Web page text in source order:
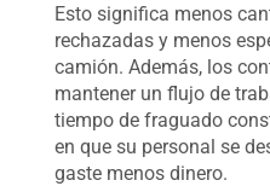
Esto significa menos
rechazadas y menos
camión. Además, los
mantener un flujo de
tiempo de fraguado
en que su personal se
gaste menos dinero.